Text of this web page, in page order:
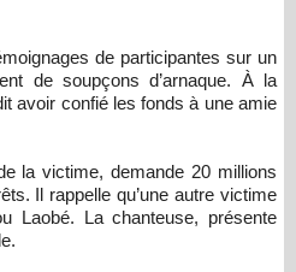
de participantes sur un
de soupçons d’arnaque. À la
avoir confié les fonds à une amie
la victime, demande 20 millions
Il rappelle qu’une autre victime
Laobé. La chanteuse, présente